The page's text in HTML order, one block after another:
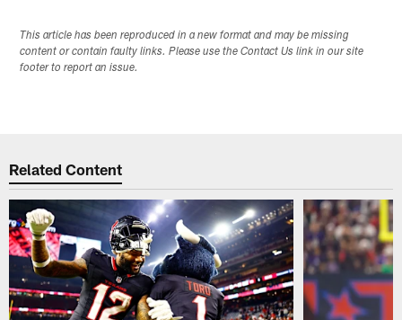
This article has been reproduced in a new format and may be missing
content or contain faulty links. Please use the Contact Us link in our site
footer to report an issue.
Related Content